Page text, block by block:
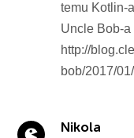
temu Kotlin-
Uncle Bob-a
http://
bob/2017/
Nikola